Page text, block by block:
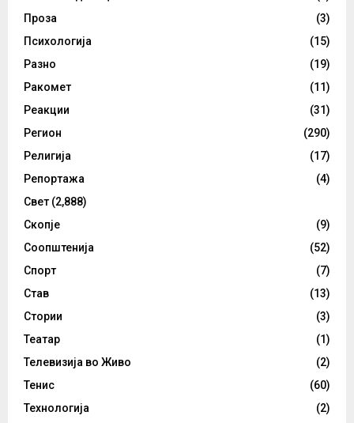
Проза
(3)
Психологија
(15)
Разно
(19)
Ракомет
(11)
Реакции
(31)
Регион
(290)
Религија
(17)
Репортажа
(4)
Свет (2,888)
Скопје
(9)
Соопштенија
(52)
Спорт
(7)
Став
(13)
Стории
(3)
Театар
(1)
Телевизија во Живо
(2)
Тенис
(60)
Технологија
(2)